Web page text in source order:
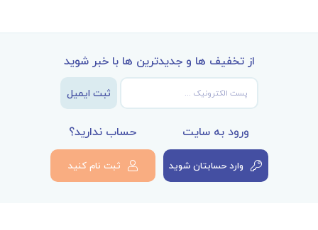
از تخفیف ها و جدیدترین ها با خبر شوید
ثبت ایمیل
ورود به سایت
وارد حسابتان شوید
حساب ندارید؟
ثبت نام کنید